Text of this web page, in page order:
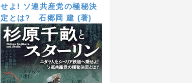
せよ! ソ連共産党の極秘決
定とは?
石郷岡 建 (著)